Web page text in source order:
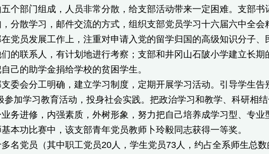
部门组成，人员非常分散，给支部活动带来一定困难。支部书
分散学习，邮件交流的方式，组织支部党员学习十六届六中全会
员发展工作上，注重对申请入党的留学归国的高级知识分子、
的联系人，有计划地进行考察；支部和井冈山石陂小学建立长
己的助学金捐给学校的贫困学生。
会分工明确，建立学习制度，定期开展学习活动。引导学生告
参加学习教育活动，投身社会实践。把政治学习和教学、科研相
务进修，内强素质，外树形象，努力把自己培养成学习型、专
本功比赛中，该支部青年党员教师卜玲毅同志获得一等奖。
党员（其中职工党员20人，学生党员73人，约占全系师生总数